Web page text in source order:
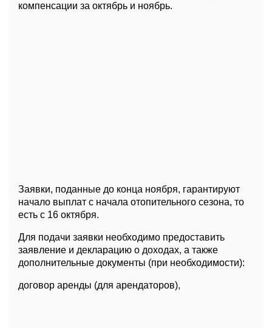
компенсации за октябрь и ноябрь.
Заявки, поданные до конца ноября, гарантируют
начало выплат с начала отопительного сезона, то
есть с 16 октября.
Для подачи заявки необходимо предоставить
заявление и декларацию о доходах, а также
дополнительные документы (при необходимости):
договор аренды (для арендаторов),